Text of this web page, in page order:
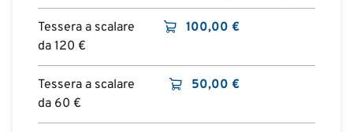
Tessera a scalare
da 120 €
100,00 €
Tessera a scalare
da 60 €
50,00 €